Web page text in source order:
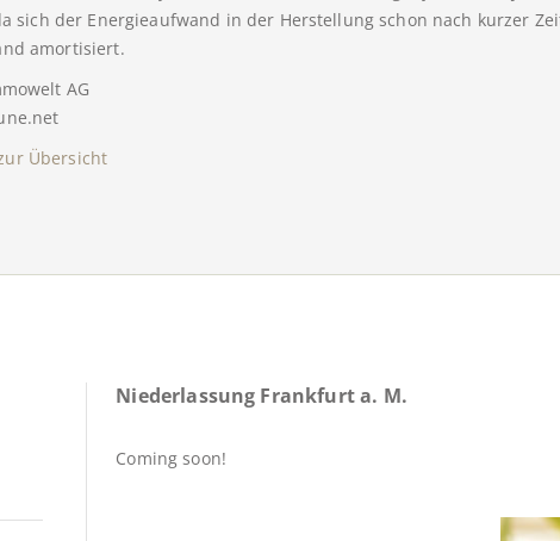
sich der Energieaufwand in der Herstellung schon nach kurzer
amortisiert.
AG
Übersicht
Niederlassung Frankfurt a. M.
Coming soon!